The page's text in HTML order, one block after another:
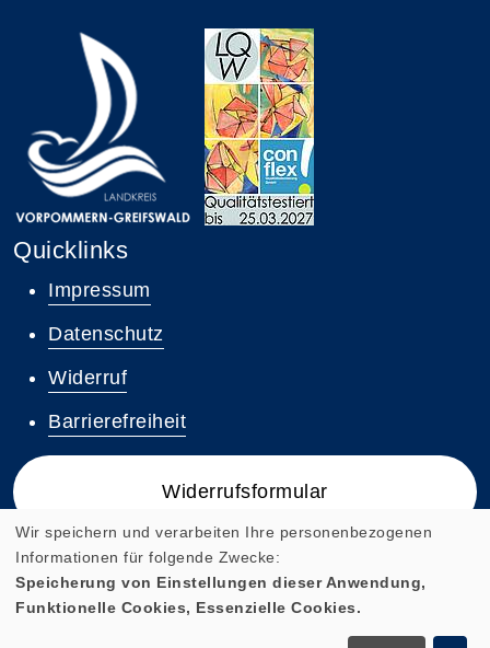
Quicklinks
Impressum
Datenschutz
Widerruf
Barrierefreiheit
Widerrufsformular
Cookie Einstellungen
Wir speichern und verarbeiten Ihre personenbezogenen
Informationen für folgende Zwecke:
Speicherung von Einstellungen dieser Anwendung,
Funktionelle Cookies, Essenzielle Cookies.